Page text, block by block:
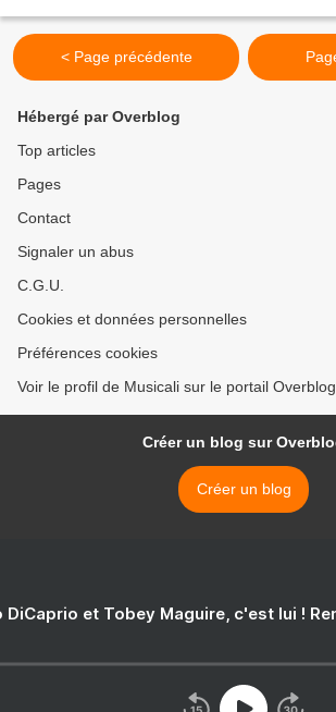
< Page précédente
Hébergé par Overblog
Top articles
Pages
Contact
Signaler un abus
C.G.U.
Cookies et données personnelles
Préférences cookies
Voir le profil de Musicali sur le portail Overblog
Créer un blog sur
Créer un blog
DiCaprio et Tobey Maguire, c'est lui !